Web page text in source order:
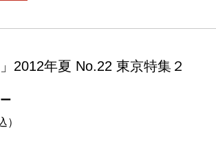
2012年夏 No.22 東京特集２
）